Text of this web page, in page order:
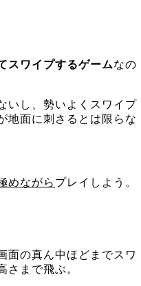
スワイプするゲームなの
いし、勢いよくスワイプ
地面に刺さるとは限らな
めながら プレイしよう。
面の真ん中ほどまでスワ
さまで飛ぶ。